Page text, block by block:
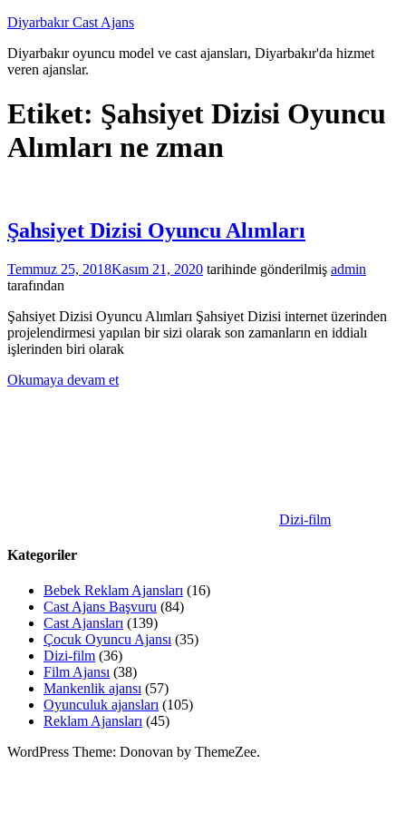
İçeriğe
Diyarbakır Cast Ajans
Diyarbakır oyuncu model ve cast ajansları, Diyarbakır'da hizmet
veren ajanslar.
Etiket: Şahsiyet Dizisi Oyuncu
Alımları ne zman
Şahsiyet Dizisi Oyuncu Alımları
Temmuz 25, 2018Kasım 21, 2020 tarihinde gönderilmiş admin
tarafından
Şahsiyet Dizisi Oyuncu Alımları Şahsiyet Dizisi internet üzerinden
projelendirmesi yapılan bir sizi olarak son zamanların en iddialı
işlerinden biri olarak
Okumaya devam et
Dizi-film
Kategoriler
Bebek Reklam Ajansları (16)
Cast Ajans Başvuru (84)
Cast Ajansları (139)
Çocuk Oyuncu Ajansı (35)
Dizi-film (36)
Film Ajansı (38)
Mankenlik ajansı (57)
Oyunculuk ajansları (105)
Reklam Ajansları (45)
WordPress Theme: Donovan by ThemeZee.